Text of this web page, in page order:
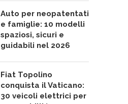
Auto per neopatentati
e famiglie: 10 modelli
spaziosi, sicuri e
guidabili nel 2026
Fiat Topolino
conquista il Vaticano:
30 veicoli elettrici per